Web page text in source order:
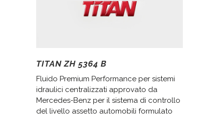
TITAN ZH 5364 B
Fluido Premium Performance per sistemi
idraulici centralizzati approvato da
Mercedes-Benz per il sistema di controllo
del livello assetto automobili formulato